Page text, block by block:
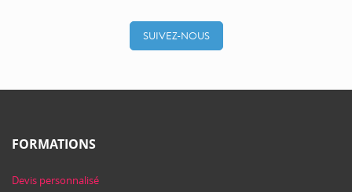
SUIVEZ-NOUS
FORMATIONS
Devis personnalisé